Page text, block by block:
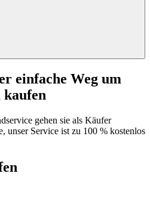
einfache Weg um
kaufen
gehen sie als Käufer
unser Service ist zu 100 % kostenlos